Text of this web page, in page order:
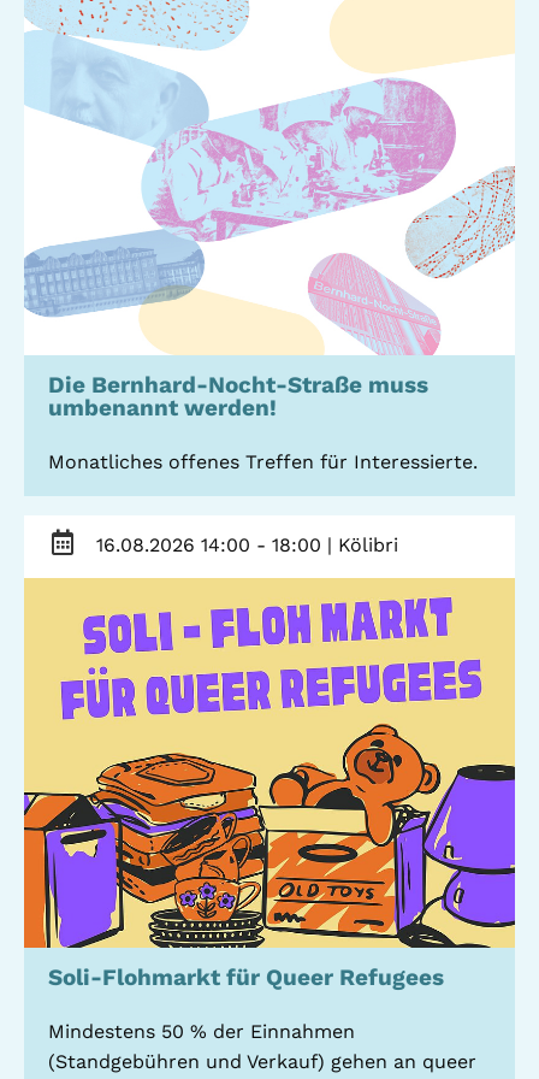
Standorte
Gemeinwesenarbeit
Raumvermietung
Auszeichnungen
Jobs + Praktika
Förderverein
Förderer
Leseförderung
Ferienprogramm
Beratung +
starK
Offene Sozial- und
Behördenberatung
Big Point
Mieter helfern
Mietern
Familienberatung –
für Fragen zur
Erziehung
Gefährliche Orte
Medienzentrum
Stadtteiltheater
Küchenkonzerte
GWA St. Pauli e.V.
Gemeinwesenarbeit | Kulturarbeit | Sozialarbeit
Hein-Köllisch-Platz 11 + 12, 20359 Hamburg
Die Bernhard-Nocht-Straße muss
umbenannt werden!
Monatliches offenes Treffen für Interessierte.
16.08.2026 14:00 - 18:00 | Kölibri
Soli-Flohmarkt für Queer Refugees
Mindestens 50 % der Einnahmen
(Standgebühren und Verkauf) gehen an queer